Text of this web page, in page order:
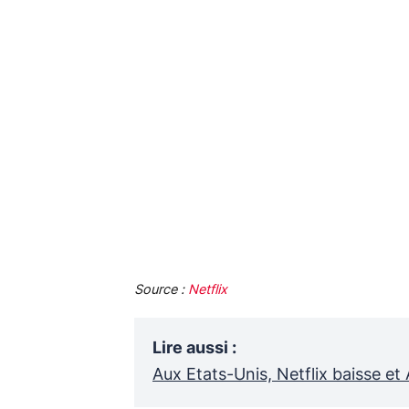
Source : Netflix
Lire aussi :
Aux Etats-Unis, Netflix baisse et